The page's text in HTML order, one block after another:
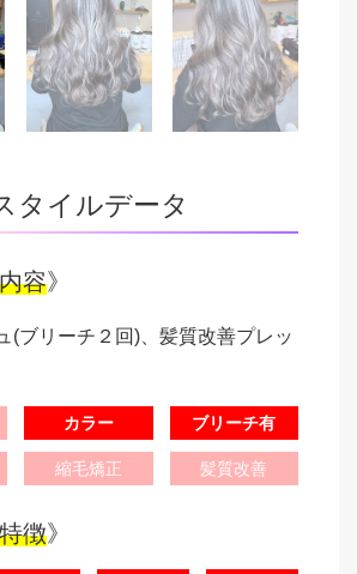
タイルデータ
容》
(ブリーチ２回)、髪質改善プレッ
カラー ブリーチ有
縮毛矯正 髪質改善
徴》